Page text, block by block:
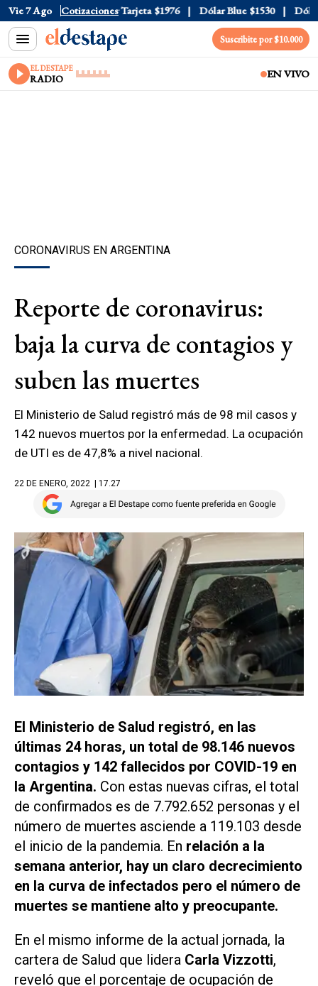
Vie 7 Ago Cotizaciones
$1520 Dólar Tarjeta $1976 Dólar Blue $1530 Dólar
Suscribite por $10.000
EL DESTAPE
RADIO EN VIVO
CORONAVIRUS EN ARGENTINA
Reporte de coronavirus:
baja la curva de contagios y
suben las muertes
El Ministerio de Salud registró más de 98 mil casos y
142 nuevos muertos por la enfermedad. La ocupación
de UTI es de 47,8% a nivel nacional.
22 DE ENERO, 2022 | 17.27
El Ministerio de Salud registró, en las
últimas 24 horas, un total de 98.146 nuevos
contagios y 142 fallecidos por COVID-19 en
la Argentina. Con estas nuevas cifras, el total
de confirmados es de 7.792.652 personas y el
número de muertes asciende a 119.103 desde
el inicio de la pandemia. En relación a la
semana anterior, hay un claro decrecimiento
en la curva de infectados pero el número de
muertes se mantiene alto y preocupante.
En el mismo informe de la actual jornada, la
cartera de Salud que lidera Carla Vizzotti,
reveló que el porcentaje de ocupación de